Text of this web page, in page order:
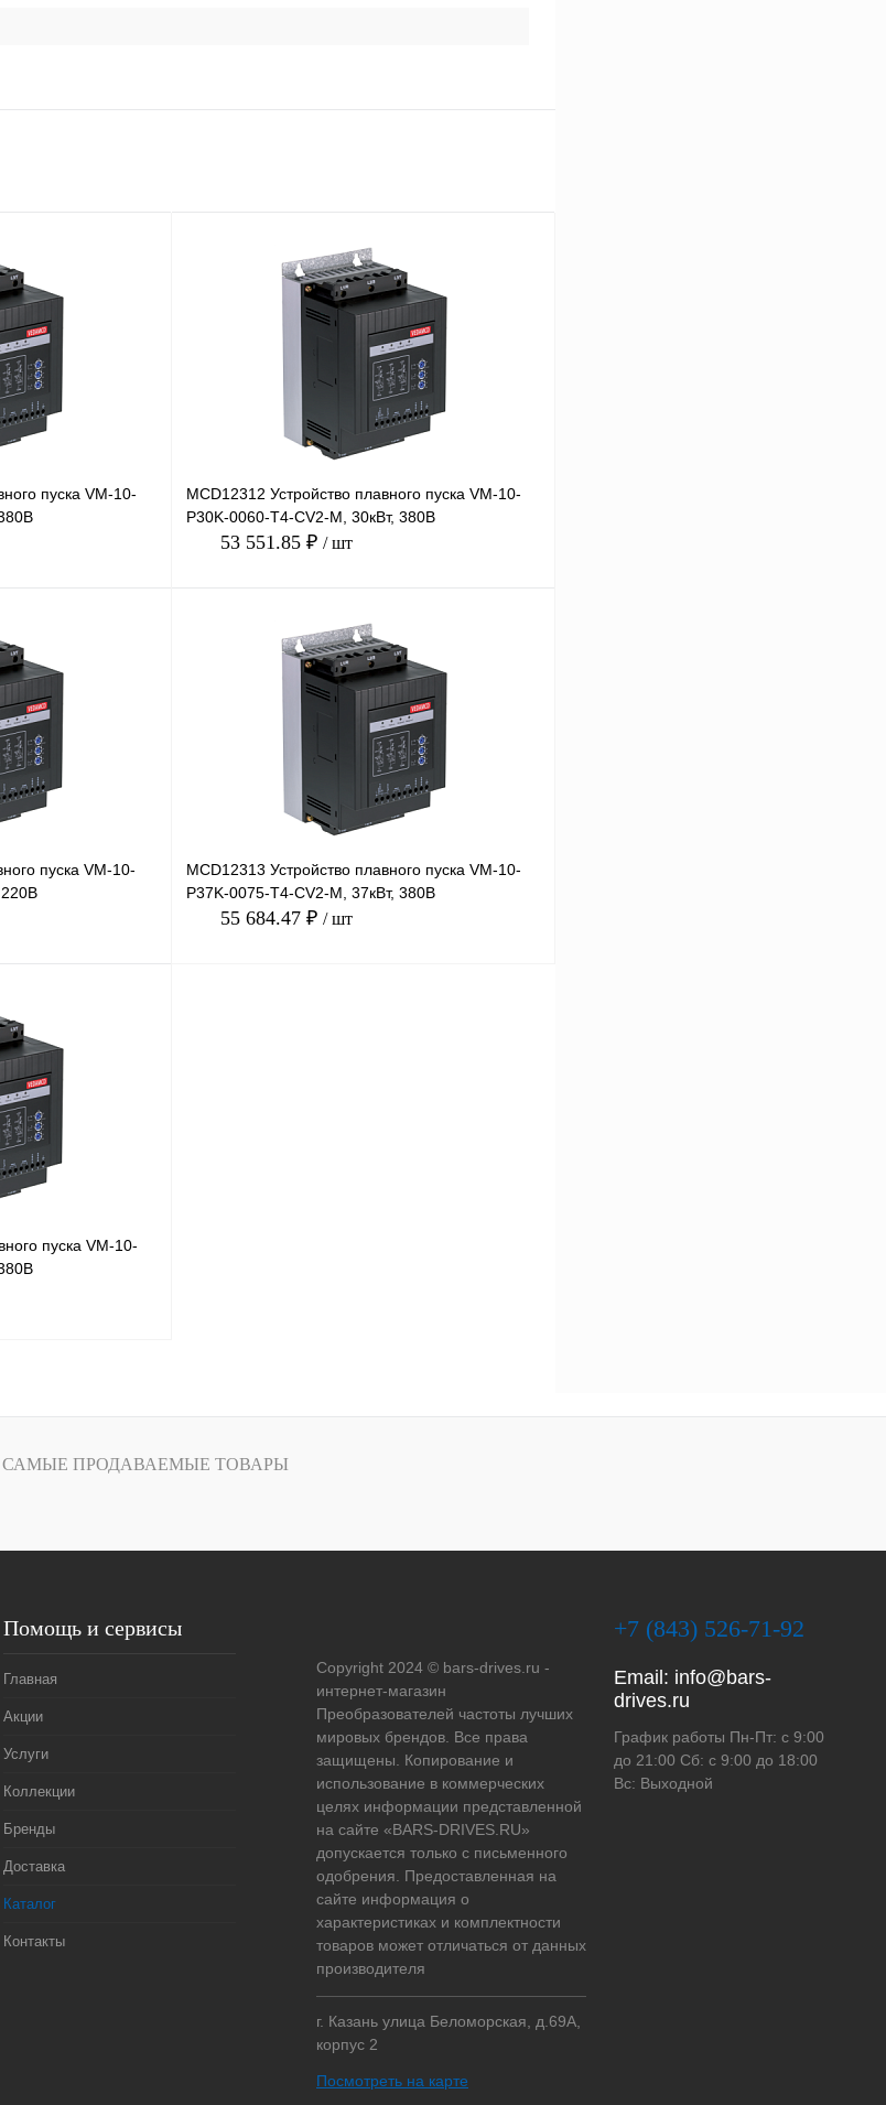
пуска VM-10-
Сравнение
Под заказ
MCD12312 Устройство плавного пуска VM-10-
P30K-0060-T4-CV2-M, 30кВт, 380В
53 551.85 ₽ / шт
Сравнение
Под заказ
пуска VM-10-
220В
Сравнение
Под заказ
MCD12313 Устройство плавного пуска VM-10-
P37K-0075-T4-CV2-M, 37кВт, 380В
55 684.47 ₽ / шт
пуска VM-10-
САМЫЕ ПРОДАВАЕМЫЕ ТОВАРЫ
Помощь и сервисы
Главная
Акции
Услуги
Коллекции
Бренды
Доставка
Каталог
Контакты
Copyright 2024 © bars-drives.ru -
интернет-магазин
Преобразователей частоты лучших
мировых брендов. Все права
защищены. Копирование и
использование в коммерческих
целях информации представленной
на сайте «BARS-DRIVES.RU»
допускается только с письменного
одобрения. Предоставленная на
сайте информация о
характеристиках и комплектности
товаров может отличаться от данных
производителя
г. Казань улица Беломорская, д.69А,
корпус 2
Посмотреть на карте
+7 (843) 526-71-92
Email: info@bars-
drives.ru
График работы Пн-Пт: с 9:00
до 21:00 Сб: с 9:00 до 18:00
Вс: Выходной